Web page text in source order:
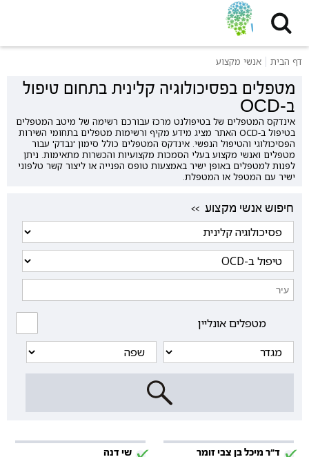
דף הבית אנשי מקצוע
מטפלים בפסיכולוגיה קלינית בתחום טיפול
ב-OCD
אינדקס המטפלים של בטיפולנט מרכז עבורכם רשימה של מיטב המטפלים
בטיפול ב-OCD האתר מציג מידע מקיף ורשימות מטפלים בתחומי השירות
הפסיכולוגי והטיפול הנפשי. אינדקס המטפלים כולל סימון 'נבדק' עבור
מטפלים ואנשי מקצוע בעלי הסמכות מקצועיות והכשרות מתאימות. ניתן
לפנות למטפלים באופן ישיר באמצעות טופס הפנייה או ליצור קשר טלפוני
ישיר עם המטפל או המטפלת.
<< חיפוש אנשי מקצוע
מטפלים אונליין
ד"ר מיכל בן צבי זומר שי דנה